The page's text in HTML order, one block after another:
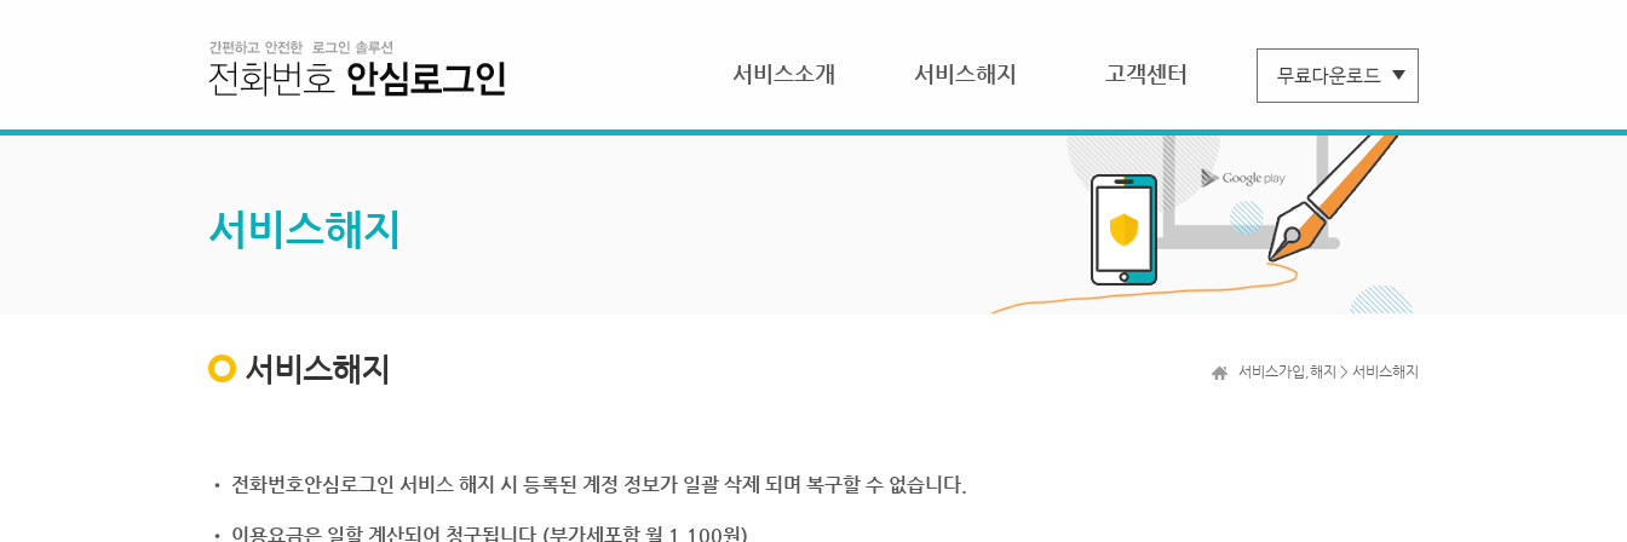
서비스소개 서비스해지 고객센터
서비스해지
서비스해지 서비스가입,해지 > 서비스해지
• 전화번호안심로그인 서비스 해지 시 등록된 계정 정보가 일괄 삭제 되며 복구할 수 없습니다.
• 이용요금은 일할 계산되어 청구됩니다.(부가세포함 월 1,100원)